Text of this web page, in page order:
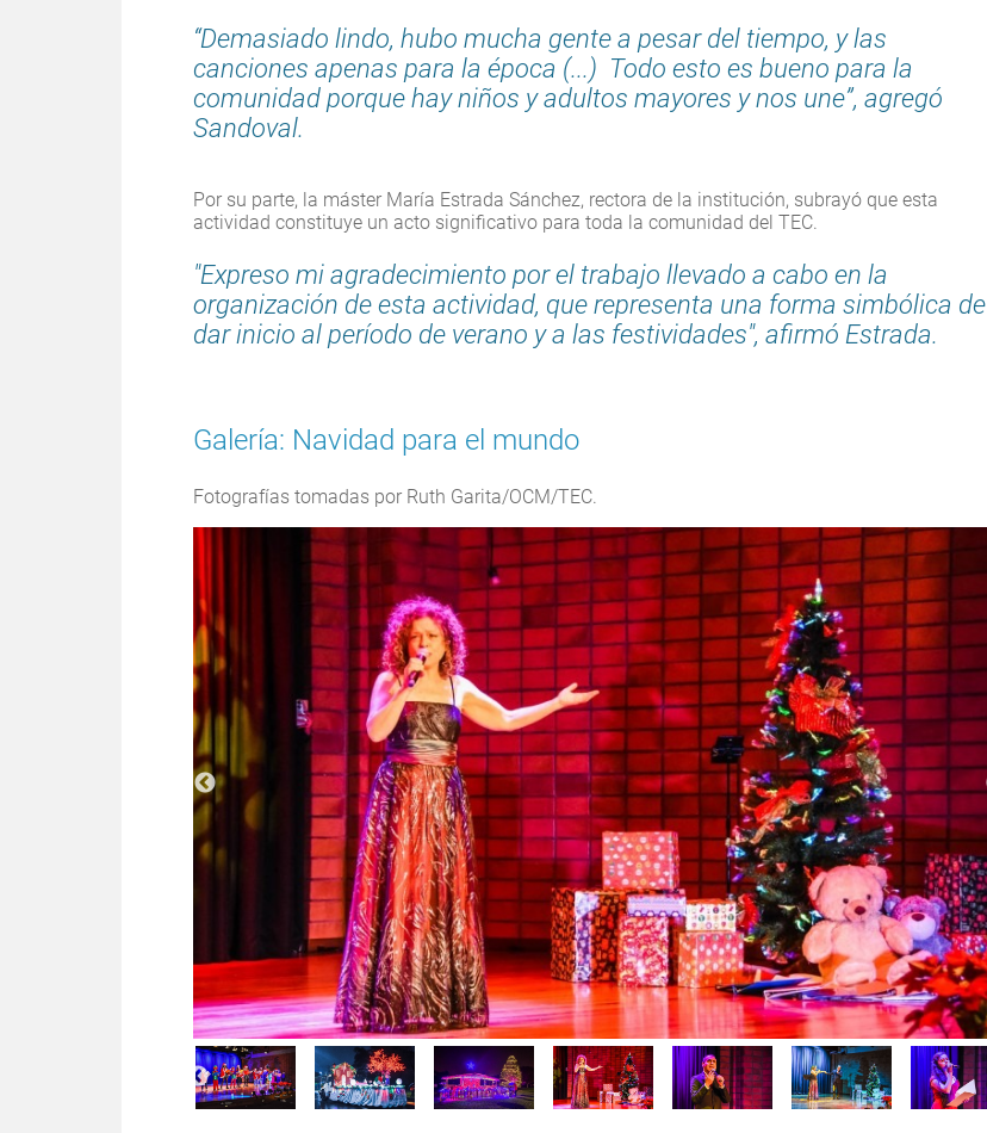
“Demasiado lindo, hubo mucha gente a pesar del tiempo, y las
canciones apenas para la época (...) Todo esto es bueno para la
comunidad porque hay niños y adultos mayores y nos une”, agregó
Sandoval.
Por su parte, la máster María Estrada Sánchez, rectora de la institución, subrayó que esta
actividad constituye un acto significativo para toda la comunidad del TEC.
"Expreso mi agradecimiento por el trabajo llevado a cabo en la
organización de esta actividad, que representa una forma simbólica de
dar inicio al período de verano y a las festividades", afirmó Estrada.
Galería: Navidad para el mundo
Fotografías tomadas por Ruth Garita/OCM/TEC.